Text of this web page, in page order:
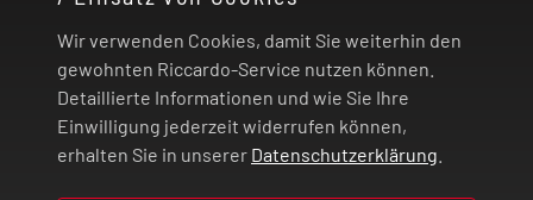
Wir verwenden Cookies, damit Sie weiterhin den
gewohnten Riccardo-Service nutzen können.
Detaillierte Informationen und wie Sie Ihre
Einwilligung jederzeit widerrufen können,
erhalten Sie in unserer Datenschutzerklärung
ZAHLUNG UND VERSAND
VERTRAG WIDERRUFEN